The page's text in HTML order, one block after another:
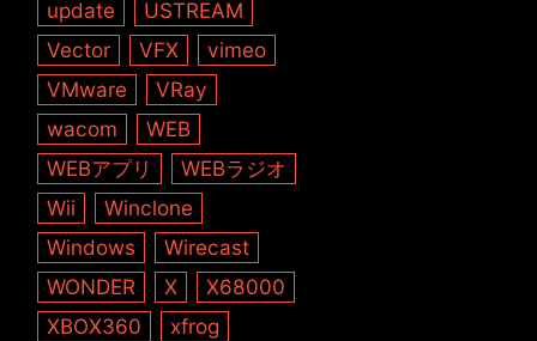
update
USTREAM
Vector
VFX
vimeo
VMware
VRay
wacom
WEB
WEBアプリ
WEBラジオ
Wii
Winclone
Windows
Wirecast
WONDER
X
X68000
XBOX360
xfrog